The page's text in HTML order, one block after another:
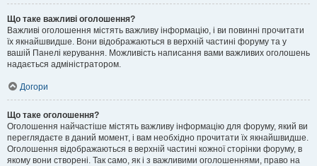
Що таке важливі оголошення?
Важливі оголошення містять важливу інформацію, і ви повинні прочитати
їх якнайшвидше. Вони відображаються в верхній частині форуму та у
вашій Панелі керування. Можливість написання вами важливих оголошень
надається адміністратором.
Догори
Що таке оголошення?
Оголошення найчастіше містять важливу інформацію для форуму, який ви
переглядаєте в даний момент, і вам необхідно прочитати їх якнайшвидше.
Оголошення відображаються в верхній частині кожної сторінки форуму, в
якому вони створені. Так само, як і з важливими оголошеннями, право на